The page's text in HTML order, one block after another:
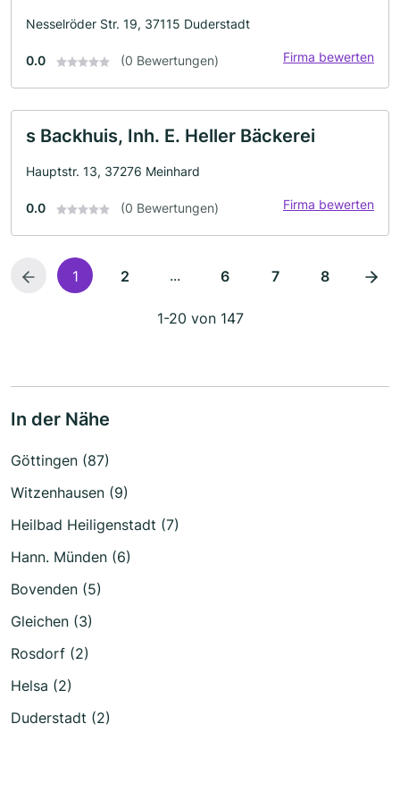
Nesselröder Str. 19, 37115 Duderstadt
0.0 (0 Bewertungen) Firma bewerten
s Backhuis, Inh. E. Heller Bäckerei
Hauptstr. 13, 37276 Meinhard
0.0 (0 Bewertungen) Firma bewerten
1 2 ... 6 7 8
1-20 von 147
In der Nähe
Göttingen (87)
Witzenhausen (9)
Heilbad Heiligenstadt (7)
Hann. Münden (6)
Bovenden (5)
Gleichen (3)
Rosdorf (2)
Helsa (2)
Duderstadt (2)